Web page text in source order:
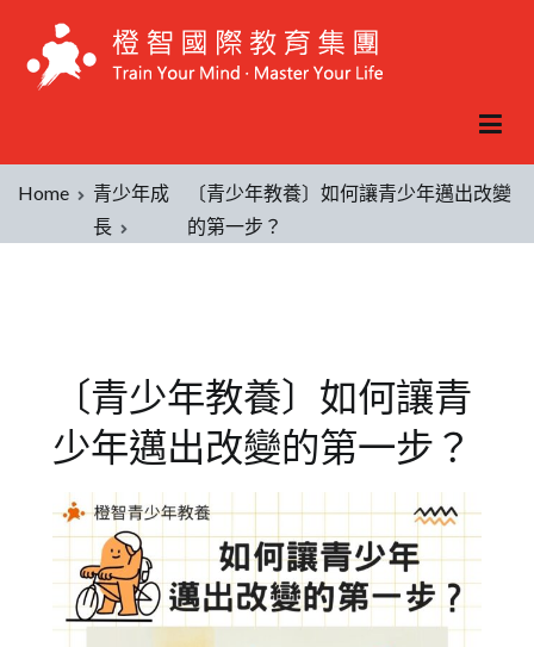
Home
青少年成
長
〔青少年教養〕如何讓青少年邁出改變
的第一步？
〔青少年教養〕如何讓青
少年邁出改變的第一步？